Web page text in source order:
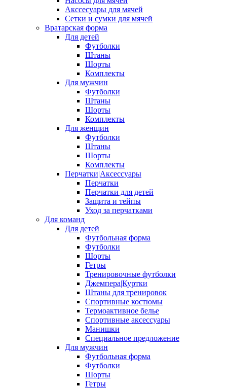
Акссесуары для мячей
Сетки и сумки для мячей
Вратарская форма
Для детей
Футболки
Штаны
Шорты
Комплекты
Для мужчин
Футболки
Штаны
Шорты
Комплекты
Для женщин
Футболки
Штаны
Шорты
Комплекты
Перчатки|Аксессуары
Перчатки
Перчатки для детей
Защита и тейпы
Уход за перчатками
Для команд
Для детей
Футбольная форма
Футболки
Шорты
Гетры
Тренировочные футболки
Джемпера|Куртки
Штаны для тренировок
Спортивные костюмы
Термоактивное белье
Спортивные аксессуары
Манишки
Специальное предложение
Для мужчин
Футбольная форма
Футболки
Шорты
Гетры